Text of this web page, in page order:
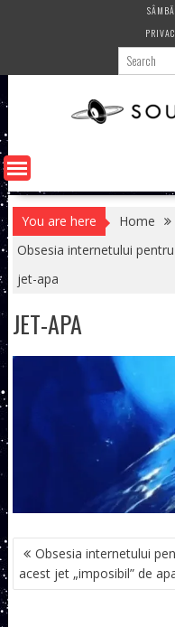
You are here Home
Obsesia internetului
jet-apa
JET-APA
NAVIGARE
ÎN
ARTICOLE
Obsesia internetului
acest jet „imposibil” de